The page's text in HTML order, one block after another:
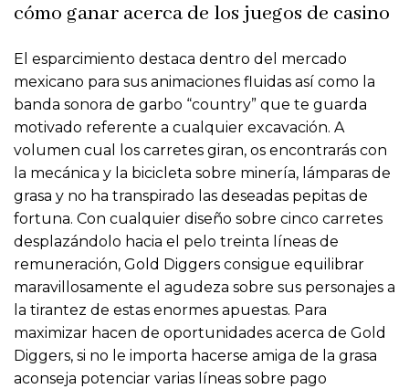
cómo ganar acerca de los juegos de casino
El esparcimiento destaca dentro del mercado
mexicano para sus animaciones fluidas así­ como la
banda sonora de garbo “country” que te guarda
motivado referente a cualquier excavación. A
volumen cual los carretes giran, os encontrarás con
la mecánica y la bicicleta sobre minería, lámparas de
grasa y no ha transpirado las deseadas pepitas de
fortuna. Con cualquier diseño sobre cinco carretes
desplazándolo hacia el pelo treinta líneas de
remuneración, Gold Diggers consigue equilibrar
maravillosamente el agudeza sobre sus personajes a
la tirantez de estas enormes apuestas. Para
maximizar hacen de oportunidades acerca de Gold
Diggers, si no le importa hacerse amiga de la grasa
aconseja potenciar varias líneas sobre pago